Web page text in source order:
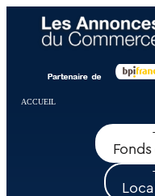
ACCUEIL
Panneau de gestion des